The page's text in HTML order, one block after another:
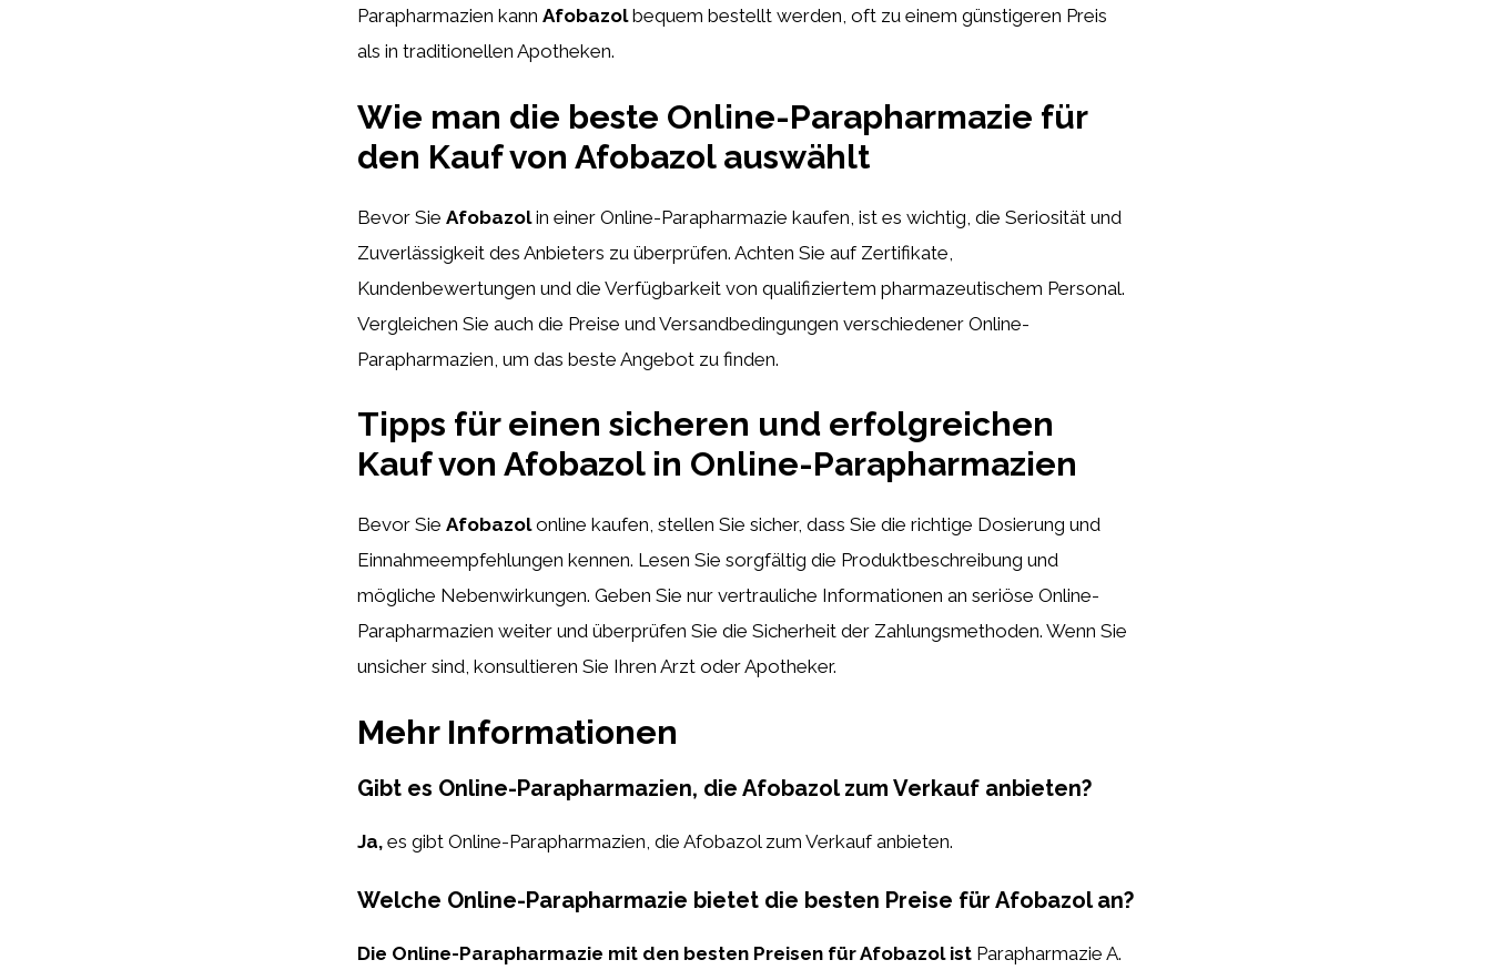
Parapharmazien kann Afobazolbequem bestellt werden, oft zu einem günstigeren Preis
als in traditionellen Apotheken.
Wie man die beste Online-Parapharmazie für
den Kauf von Afobazol auswählt
Bevor Sie Afobazolin einer Online-Parapharmazie kaufen, ist es wichtig, die Seriosität und
Zuverlässigkeit des Anbieters zu überprüfen. Achten Sie auf Zertifikate,
Kundenbewertungen und die Verfügbarkeit von qualifiziertem pharmazeutischem Personal.
Vergleichen Sie auch die Preise und Versandbedingungen verschiedener Online-
Parapharmazien, um das beste Angebot zu finden.
Tipps für einen sicheren und erfolgreichen
Kauf von Afobazol in Online-Parapharmazien
Bevor Sie Afobazolonline kaufen, stellen Sie sicher, dass Sie die richtige Dosierung und
Einnahmeempfehlungen kennen. Lesen Sie sorgfältig die Produktbeschreibung und
mögliche Nebenwirkungen. Geben Sie nur vertrauliche Informationen an seriöse Online-
Parapharmazien weiter und überprüfen Sie die Sicherheit der Zahlungsmethoden. Wenn Sie
unsicher sind, konsultieren Sie Ihren Arzt oder Apotheker.
Mehr Informationen
Gibt es Online-Parapharmazien, die Afobazol zum Verkauf anbieten?
Ja, es gibt Online-Parapharmazien, die Afobazol zum Verkauf anbieten.
Welche Online-Parapharmazie bietet die besten Preise für Afobazol an?
Die Online-Parapharmazie mit den besten Preisen für Afobazol ist Parapharmazie A.